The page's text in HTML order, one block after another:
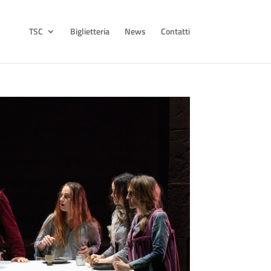
TSC Biglietteria News Contatti